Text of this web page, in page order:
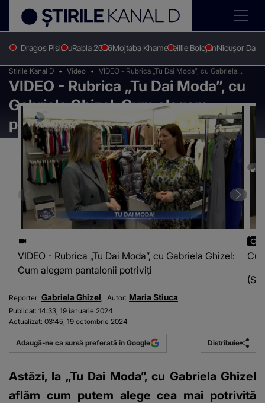
Dragos PislaruRabla 2026Mojtaba KhameneiIlie BolojanNicușor Dan
Stirile Kanal D Video
VIDEO - Rubrica „Tu Dai Moda”, cu Gabriela
Ghizel: Cum alegem pantalonii potriviți
VIDEO - Rubrica „Tu Dai Moda”, cu
Gabriela Ghizel: Cum alegem
pantalonii potriviți
VIDEO - Rubrica „Tu Dai Moda”, cu Gabriela Ghizel:
Cum alegem pantalonii potriviți
Reporter: Gabriela Ghizel Autor: Maria Stiuca
Publicat: 14:33, 19 ianuarie 2024
Actualizat: 03:45, 19 octombrie 2024
Adaugă-ne ca sursă preferată în Google Distribuie
Astăzi, la „Tu Dai Moda”, cu Gabriela Ghizel
aflăm cum putem alege cea mai potrivită